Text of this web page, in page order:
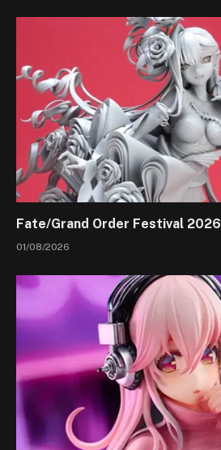
Fate/Grand Order Festival 2026
01/08/2026